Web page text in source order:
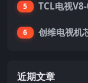
5
6 创维电视机
近期文章